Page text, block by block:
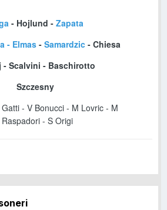
- Hojlund - Zapata
- Elmas - Samardzic - Chiesa
- Scalvini - Baschirotto
Szczesny
- V Bonucci - M Lovric - M
Raspadori - S Origi